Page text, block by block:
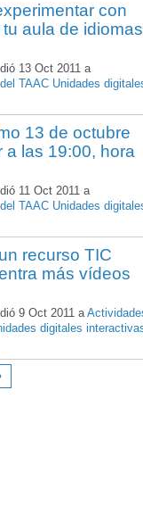
con
aula de
13 Oct 2011 a
TAAC Unidades
13 de octubre
a las 19:00, hora
11 Oct 2011 a
TAAC Unidades
recurso TIC
más vídeos
9 Oct 2011 a
digitales